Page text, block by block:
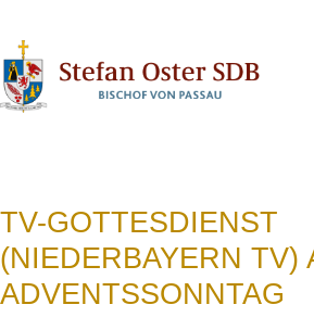
TV-GOTTESDIENST
(NIEDERBAYERN TV)
ADVENTSSONNTAG